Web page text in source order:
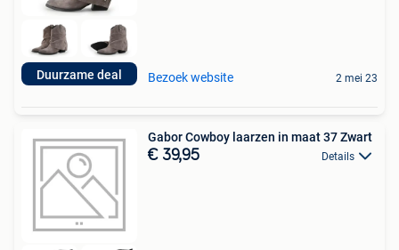
Duurzame deal Bezoek website 2 mei 23
Gabor Cowboy laarzen in maat 37 Zwart
€ 39,95 Details